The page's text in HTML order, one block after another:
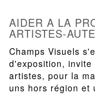
AIDER A LA
ARTISTES-
Champs Visuels
d'exposition,
artistes, pour la
uns hors région et